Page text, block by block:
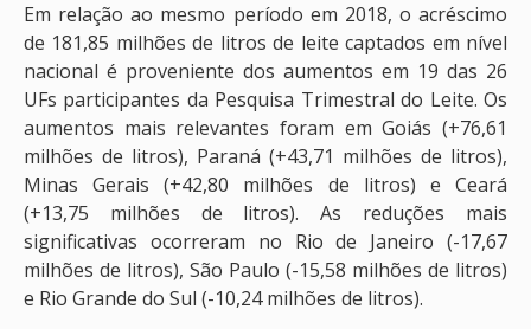
Em relação ao mesmo período em 2018, o acréscimo
de 181,85 milhões de litros de leite captados em nível
nacional é proveniente dos aumentos em 19 das 26
UFs participantes da Pesquisa Trimestral do Leite. Os
aumentos mais relevantes foram em Goiás (+76,61
milhões de litros), Paraná (+43,71 milhões de litros),
Minas Gerais (+42,80 milhões de litros) e Ceará
(+13,75 milhões de litros). As reduções mais
significativas ocorreram no Rio de Janeiro (-17,67
milhões de litros), São Paulo (-15,58 milhões de litros)
e Rio Grande do Sul (-10,24 milhões de litros).